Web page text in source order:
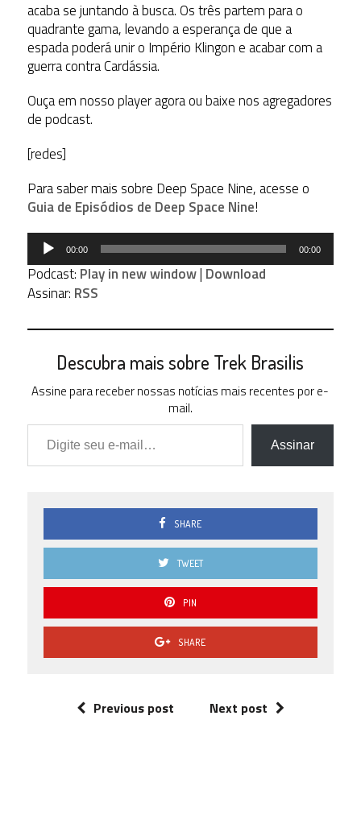
acaba se juntando à busca. Os três partem para o
quadrante gama, levando a esperança de que a
espada poderá unir o Império Klingon e acabar com a
guerra contra Cardássia.
Ouça em nosso player agora ou baixe nos agregadores
de podcast.
[redes]
Para saber mais sobre Deep Space Nine, acesse o
Guia de Episódios de Deep Space Nine!
Tocador
áudio
00:00 00:00
Podcast: Play in new window| Download
Assinar: RSS
Descubra mais sobre Trek Brasilis
Assine para receber nossas notícias mais recentes por e-
mail.
Digite seu e-mail…
Assinar
SHARE
TWEET
PIN
SHARE
Previous post Next post